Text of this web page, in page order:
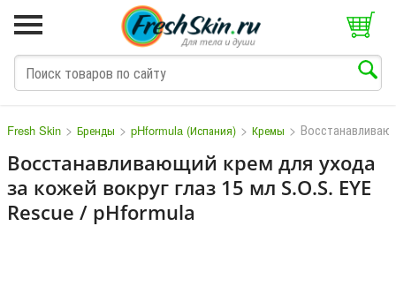
Fresh Skin > Бренды > pHformula (Испания) > Кремы >
Восстанавливающий крем для ухода
за кожей вокруг глаз 15 мл S.O.S. EYE
Rescue / pHformula
M N O P Q S